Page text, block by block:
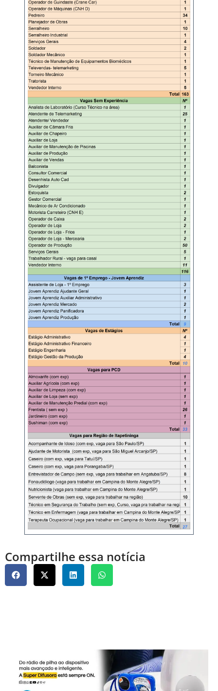
Compartilhe essa notícia